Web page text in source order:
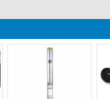
WEIDMULLER-